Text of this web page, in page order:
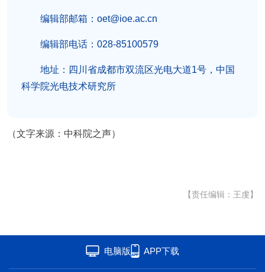
编辑部邮箱： oet@ioe.ac.cn
编辑部电话： 028-85100579
地址： 四川省成都市双流区光电大道1号，中国
科学院光电技术研究所
（文字来源：中科院之声）
【责任编辑：王虔】
电脑版 APP下载